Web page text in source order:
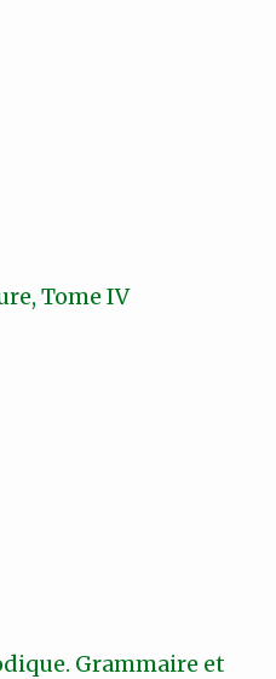
Tome IV
Grammaire et